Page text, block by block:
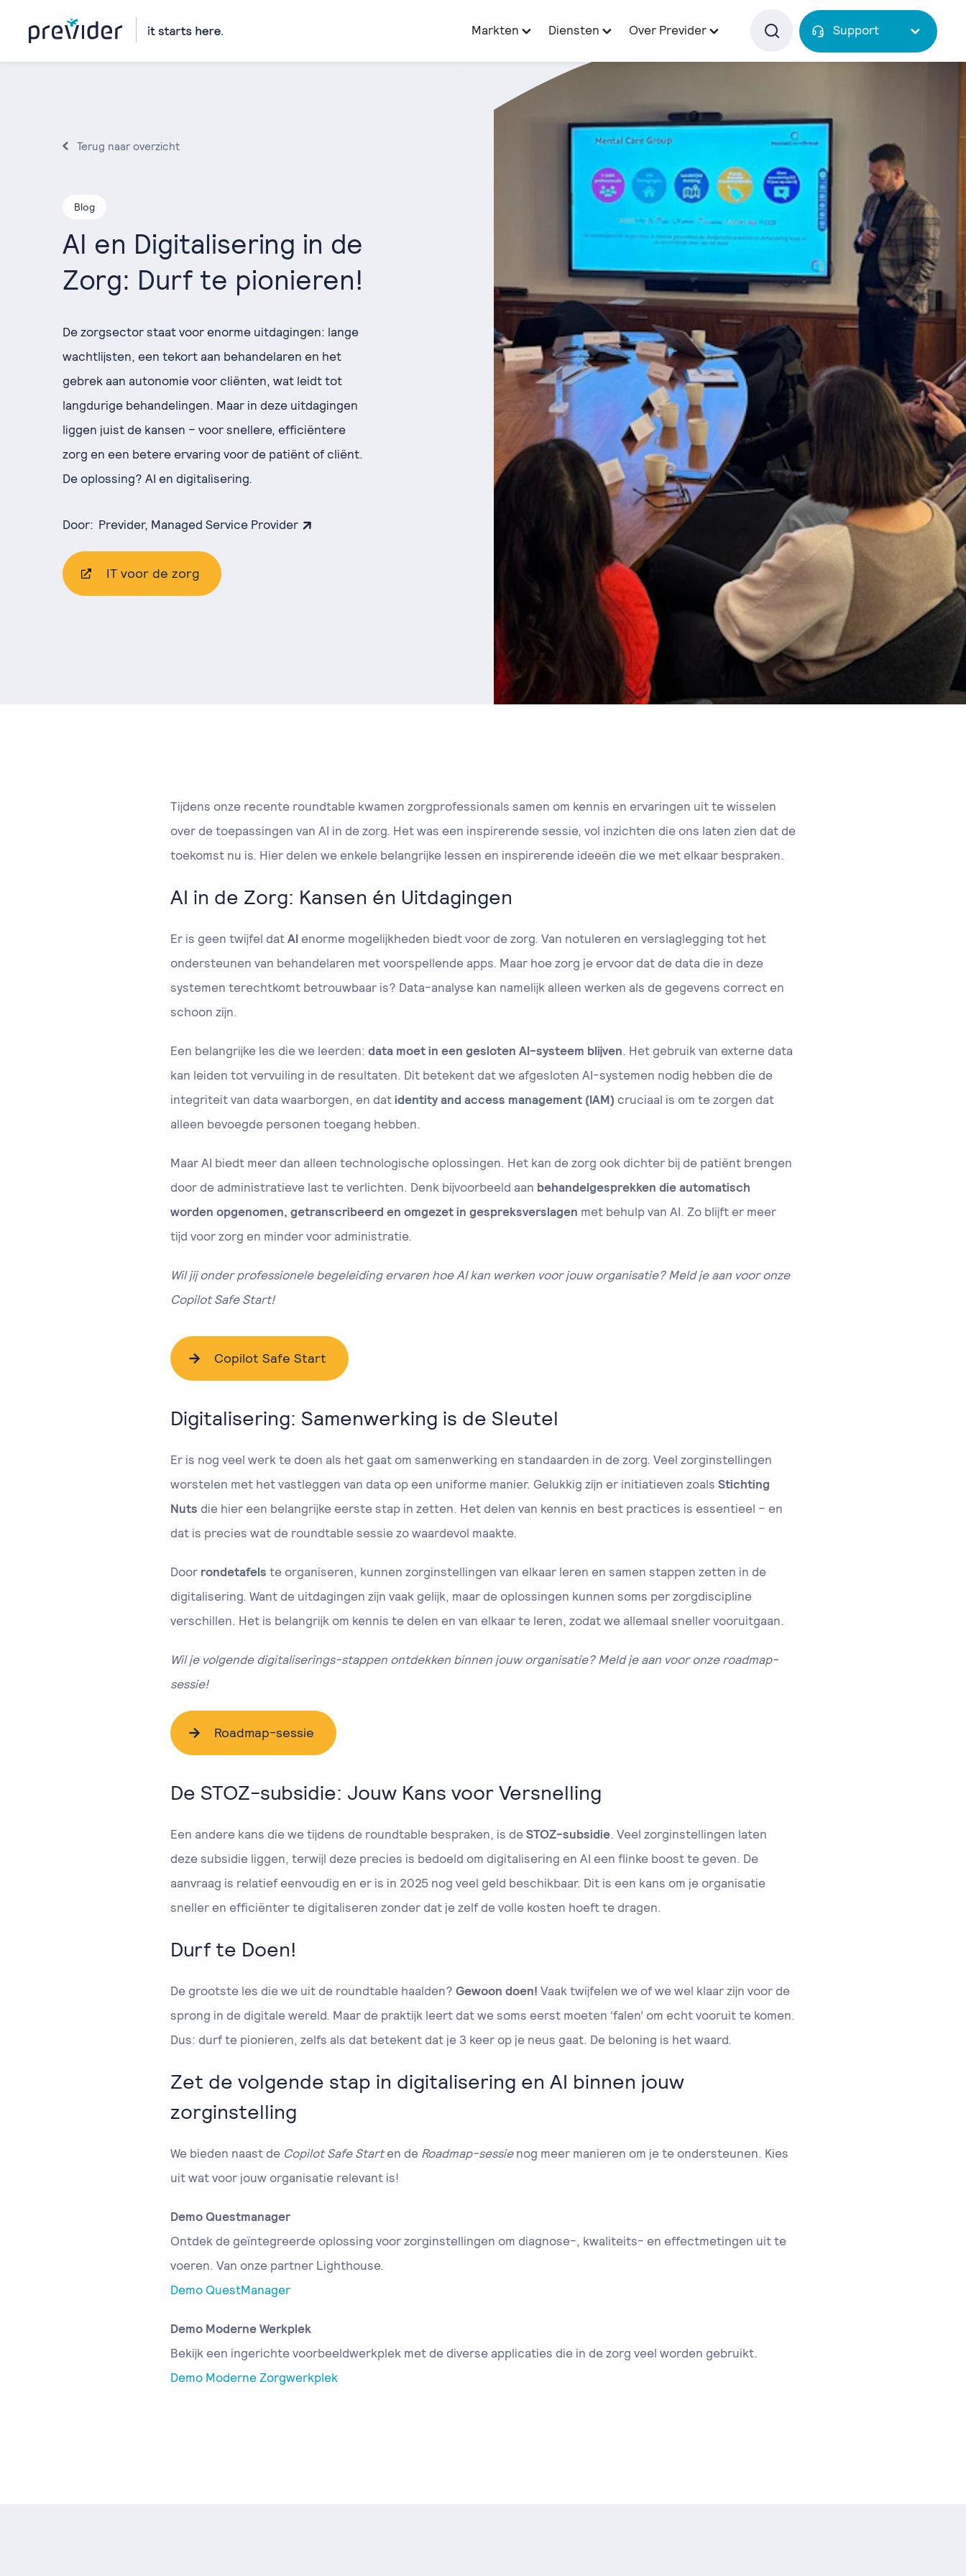
Markten Diensten Over Previder Support
Terug naar overzicht
Blog
AI en Digitalisering in de
Zorg: Durf te pionieren!
De zorgsector staat voor enorme uitdagingen: lange
wachtlijsten, een tekort aan behandelaren en het
gebrek aan autonomie voor cliënten, wat leidt tot
langdurige behandelingen. Maar in deze uitdagingen
liggen juist de kansen – voor snellere, efficiëntere
zorg en een betere ervaring voor de patiënt of cliënt.
De oplossing? AI en digitalisering.
Door: Previder, Managed Service Provider
IT voor de zorg
Tijdens onze recente roundtable kwamen zorgprofessionals samen om kennis en ervaringen uit te wisselen
over de toepassingen van AI in de zorg. Het was een inspirerende sessie, vol inzichten die ons laten zien dat de
toekomst nu is. Hier delen we enkele belangrijke lessen en inspirerende ideeën die we met elkaar bespraken.
AI in de Zorg: Kansen én Uitdagingen
Er is geen twijfel datAI enorme mogelijkheden biedt voor de zorg. Van notuleren en verslaglegging tot het
ondersteunen van behandelaren met voorspellende apps. Maar hoe zorg je ervoor dat de data die in deze
systemen terechtkomt betrouwbaar is? Data-analyse kan namelijk alleen werken als de gegevens correct en
schoon zijn.
Een belangrijke les die we leerden: data moet in een gesloten AI-systeem blijven. Het gebruik van externe data
kan leiden tot vervuiling in de resultaten. Dit betekent dat we afgesloten AI-systemen nodig hebben die de
integriteit van data waarborgen, en datidentity and access management (IAM) cruciaal is om te zorgen dat
alleen bevoegde personen toegang hebben.
Maar AI biedt meer dan alleen technologische oplossingen. Het kan de zorg ook dichter bij de patiënt brengen
door de administratieve last te verlichten. Denk bijvoorbeeld aan behandelgesprekken die automatisch
worden opgenomen, getranscribeerd en omgezet in gespreksverslagen met behulp van AI. Zo blijft er meer
tijd voor zorg en minder voor administratie.
Wil jij onder professionele begeleiding ervaren hoe AI kan werken voor jouw organisatie? Meld je aan voor onze
Copilot Safe Start!
Copilot Safe Start
Digitalisering: Samenwerking is de Sleutel
Er is nog veel werk te doen als het gaat om samenwerking en standaarden in de zorg. Veel zorginstellingen
worstelen met het vastleggen van data op een uniforme manier. Gelukkig zijn er initiatieven zoals Stichting
Nuts die hier een belangrijke eerste stap in zetten. Het delen van kennis en best practices is essentieel – en
dat is precies wat de roundtable sessie zo waardevol maakte.
Door rondetafels te organiseren, kunnen zorginstellingen van elkaar leren en samen stappen zetten in de
digitalisering. Want de uitdagingen zijn vaak gelijk, maar de oplossingen kunnen soms per zorgdiscipline
verschillen. Het is belangrijk om kennis te delen en van elkaar te leren, zodat we allemaal sneller vooruitgaan.
Wil je volgende digitaliserings-stappen ontdekken binnen jouw organisatie? Meld je aan voor onze roadmap-
sessie!
Roadmap-sessie
De STOZ-subsidie: Jouw Kans voor Versnelling
Een andere kans die we tijdens de roundtable bespraken, is deSTOZ-subsidie. Veel zorginstellingen laten
deze subsidie liggen, terwijl deze precies is bedoeld om digitalisering en AI een flinke boost te geven. De
aanvraag is relatief eenvoudig en er is in 2025 nog veel geld beschikbaar. Dit is een kans om je organisatie
sneller en efficiënter te digitaliseren zonder dat je zelf de volle kosten hoeft te dragen.
Durf te Doen!
De grootste les die we uit de roundtable haalden? Gewoon doen! Vaak twijfelen we of we wel klaar zijn voor de
sprong in de digitale wereld. Maar de praktijk leert dat we soms eerst moeten ‘falen’ om echt vooruit te komen.
Dus: durf te pionieren, zelfs als dat betekent dat je 3 keer op je neus gaat. De beloning is het waard.
Zet de volgende stap in digitalisering en AI binnen jouw
zorginstelling
We bieden naast de Copilot Safe Starten de Roadmap-sessienog meer manieren om je te ondersteunen. Kies
uit wat voor jouw organisatie relevant is!
Demo Questmanager
Ontdek de geïntegreerde oplossing voor zorginstellingen om diagnose-, kwaliteits- en effectmetingen uit te
voeren. Van onze partner Lighthouse.
Demo QuestManager
Demo Moderne Werkplek
Bekijk een ingerichte voorbeeldwerkplek met de diverse applicaties die in de zorg veel worden gebruikt.
Demo Moderne Zorgwerkplek